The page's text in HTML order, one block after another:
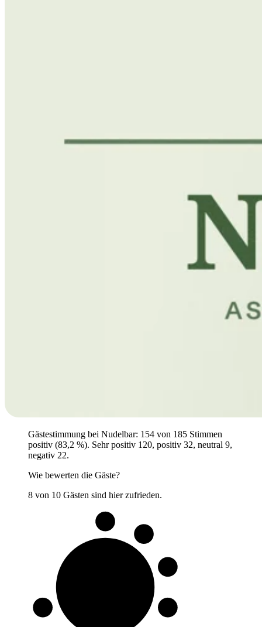
Gästestimmung bei Nudelbar: 154 von 185 Stimmen
positiv (83,2 %). Sehr positiv 120, positiv 32, neutral 9,
negativ 22.
Wie bewerten die Gäste?
8 von 10 Gästen sind hier zufrieden.